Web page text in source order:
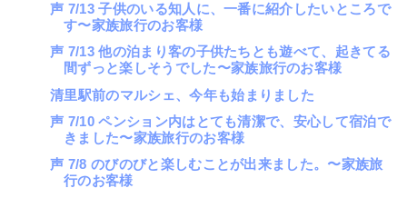
声 7/13 子供のいる知人に、一番に紹介したいところで
す〜家族旅行のお客様
声 7/13 他の泊まり客の子供たちとも遊べて、起きてる
間ずっと楽しそうでした〜家族旅行のお客様
清里駅前のマルシェ、今年も始まりました
声 7/10 ペンション内はとても清潔で、安心して宿泊で
きました〜家族旅行のお客様
声 7/8 のびのびと楽しむことが出来ました。〜家族旅
行のお客様